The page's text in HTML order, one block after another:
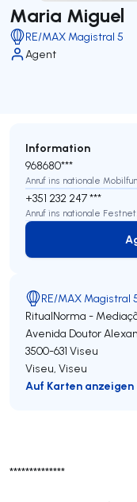
Maria Miguel
RE/MAX Magistral 5
Agent
**************
Information
968680***
Anruf ins nationale
+351 232 247 ***
Anruf ins nationale
RE/MAX Magistral
RitualNorma -
Avenida Doutor
3500-631 Viseu
Viseu, Viseu
Auf Karten anzeigen